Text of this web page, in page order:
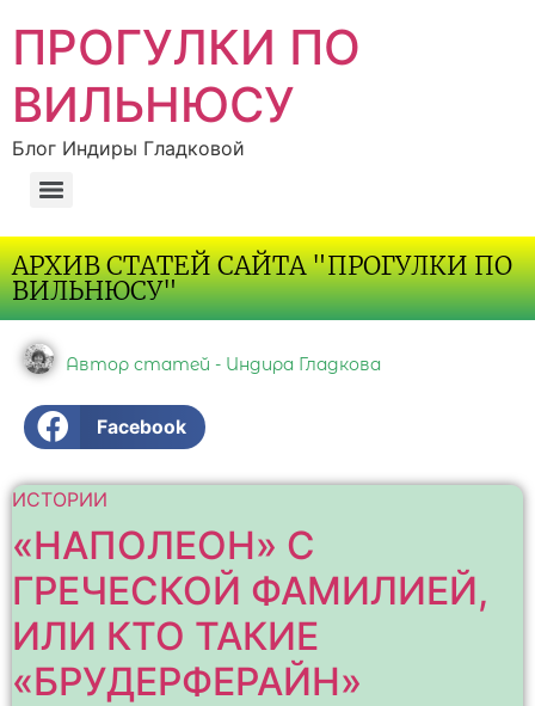
ПРОГУЛКИ ПО
ВИЛЬНЮСУ
Блог Индиры Гладковой
АРХИВ СТАТЕЙ САЙТА "ПРОГУЛКИ ПО
ВИЛЬНЮСУ"
Автор статей - Индира Гладкова
Facebook
ИСТОРИИ
«НАПОЛЕОН» С
ГРЕЧЕСКОЙ ФАМИЛИЕЙ,
ИЛИ КТО ТАКИЕ
«БРУДЕРФЕРАЙН»